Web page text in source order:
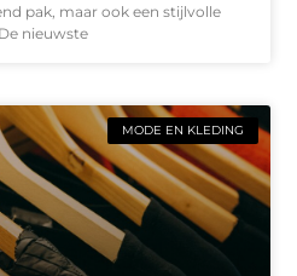
pak, maar ook een stijlvolle
nieuwste
MODE EN KLEDING